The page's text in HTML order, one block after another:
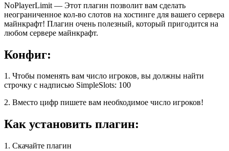
NoPlayerLimit — Этот плагин позволит вам сделать
неограниченное кол-во слотов на хостинге для вашего сервера
майнкрафт! Плагин очень полезный, который пригодится на
любом сервере майнкрафт.
Конфиг:
1. Чтобы поменять вам число игроков, вы должны найти
строчку с надписью SimpleSlots: 100
2. Вместо цифр пишете вам необходимое число игроков!
Как установить плагин:
1. Скачайте плагин